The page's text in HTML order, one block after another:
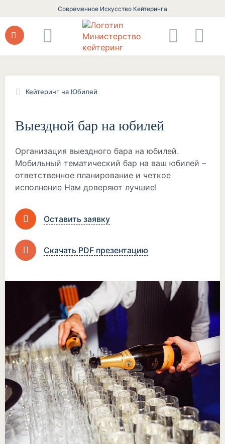
Современное Искусство Кейтеринга
Кейтеринг на Юбилей
Выездной бар на юбилей
Организация выездного бара на юбилей.
Мобильный тематический бар на ваш юбилей –
ответственное планирование и четкое
исполнение Нам доверяют лучшие!
Оставить заявку
Скачать PDF презентацию